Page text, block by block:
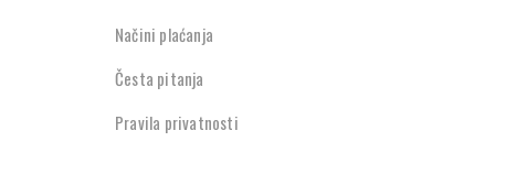
Načini plaćanja
Česta pitanja
Pravila privatnosti